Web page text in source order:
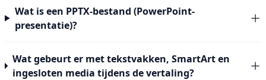
Wat is een PPTX-bestand (PowerPoint-
presentatie)?
Wat gebeurt er met tekstvakken, SmartArt en
ingesloten media tijdens de vertaling?